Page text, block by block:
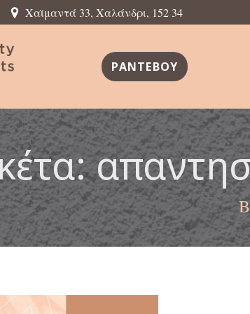
Χαϊμαντά 33, Χαλάνδρι, 152 34
ΡΑΝΤΕΒΟΥ